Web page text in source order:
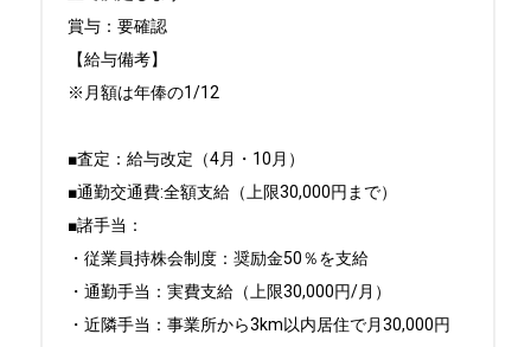
賞与：要確認
【給与備考】
※月額は年俸の1/12
■査定：給与改定（4月・10月）
■通勤交通費:全額支給（上限30,000円まで）
■諸手当：
・従業員持株会制度：奨励金50％を支給
・通勤手当：実費支給（上限30,000円/月）
・近隣手当：事業所から3km以内居住で月30,000円